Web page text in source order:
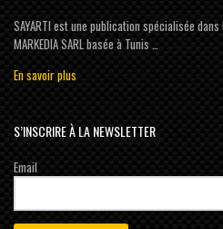
SAYARTI est une publication spécialisée
MARKEDIA SARL basée à Tunis …
En savoir plus
S’INSCRIRE À LA NEWSLETTER
Email